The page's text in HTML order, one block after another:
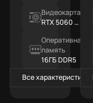
Видеокарта
RTX 5060 Ti
Оперативная
память
16ГБ DDR5
Все характеристики